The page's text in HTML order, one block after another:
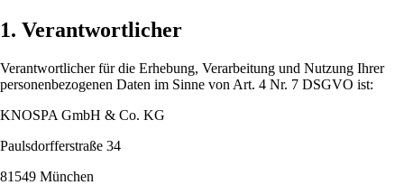
1. Verantwortlicher
Verantwortlicher für die Erhebung, Verarbeitung und Nutzung Ihrer
personenbezogenen Daten im Sinne von Art. 4 Nr. 7 DSGVO ist:
KNOSPA GmbH & Co. KG
Paulsdorfferstraße 34
81549 München